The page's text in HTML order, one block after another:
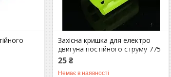
Захісна кришка для електро
двигуна постійного струму 775
25 ₴
Немає в наявності